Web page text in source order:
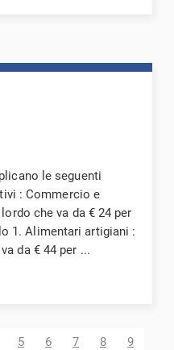
le seguenti
: Commercio e
che va da € 24 per
1. Alimentari artigiani :
da € 44 per ...
5 6 7 8
9